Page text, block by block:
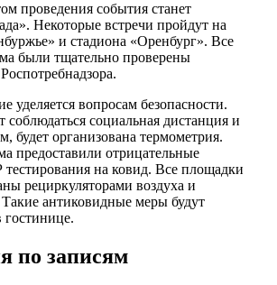
проведения события станет
Некоторые встречи пройдут на
и стадиона «Оренбург». Все
были тщательно проверены
уделяется вопросам безопасности.
соблюдаться социальная дистанция и
будет организована термометрия.
предоставили отрицательные
тестирования на ковид. Все площадки
рециркуляторами воздуха и
антиковидные меры будут
гостинице.
по записям